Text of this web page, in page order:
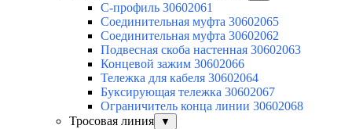
C-профиль 30602061
Соединительная муфта 30602065
Соединительная муфта 30602062
Подвесная скоба настенная 30602063
Концевой зажим 30602066
Тележка для кабеля 30602064
Буксирующая тележка 30602067
Ограничитель конца линии 30602068
Тросовая линия
▼